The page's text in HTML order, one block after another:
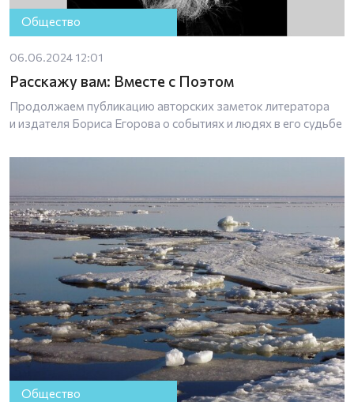
Общество
06.06.2024 12:01
Расскажу вам: Вместе с Поэтом
Продолжаем публикацию авторских заметок литератора
и издателя Бориса Егорова о событиях и людях в его судьбе
Общество